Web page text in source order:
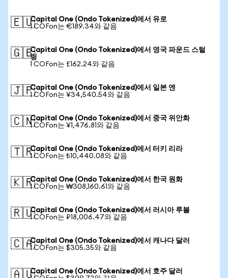
🇪🇺Capital One (Ondo Tokenized)에서 유로
1 COFon는 €189.34와 같음
🇬🇧Capital One (Ondo Tokenized)에서 영국 파운드 스털
링
1 COFon는 £162.24와 같음
🇯🇵Capital One (Ondo Tokenized)에서 일본 엔
1 COFon는 ¥34,540.54와 같음
🇨🇳Capital One (Ondo Tokenized)에서 중국 위안화
1 COFon는 ¥1,476.81와 같음
🇹🇷Capital One (Ondo Tokenized)에서 터키 리라
1 COFon는 ₺10,440.08와 같음
🇰🇷Capital One (Ondo Tokenized)에서 한국 원화
1 COFon는 ₩308,160.61와 같음
🇷🇺Capital One (Ondo Tokenized)에서 러시아 루블
1 COFon는 ₽18,006.47와 같음
🇨🇦Capital One (Ondo Tokenized)에서 캐나다 달러
1 COFon는 $305.35와 같음
🇦🇺Capital One (Ondo Tokenized)에서 호주 달러